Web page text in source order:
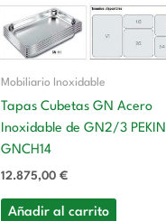
Mobiliario Inoxidable
Tapas Cubetas GN Acero
Inoxidable de GN2/3 PEKIN
GNCH14
12.875,00 €
Añadir al carrito